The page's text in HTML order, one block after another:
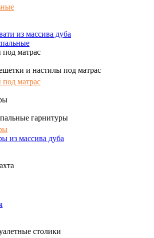
из массива дуба
матрас
и настилы под матрас
матрас
гарнитуры
из массива дуба
столики